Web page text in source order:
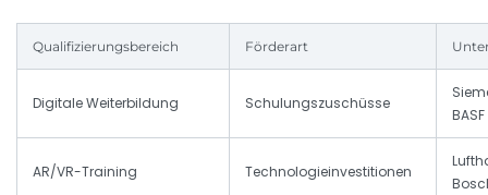
Qualifizierungsbereich Förderart
Digitale Weiterbildung Schulungszuschüsse
BASF
AR/VR-Training Technologieinvestitionen